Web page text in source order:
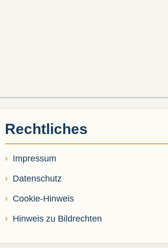
Rechtliches
Impressum
Datenschutz
Cookie-Hinweis
Hinweis zu Bildrechten